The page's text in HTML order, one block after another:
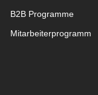
B2B Programme
Mitarbeiterprogramm